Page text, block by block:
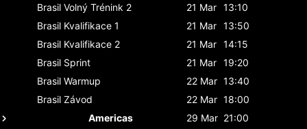
Brasil Volný Trénink 2 21 Mar 13:10
Brasil Kvalifikace 1 21 Mar 13:50
Brasil Kvalifikace 2 21 Mar 14:15
Brasil Sprint 21 Mar 19:20
Brasil Warmup 22 Mar 13:40
Brasil Závod 22 Mar 18:00
Americas
29 Mar 21:00